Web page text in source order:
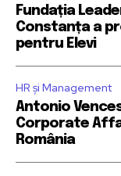
Fundația
Constanța a
pentru Elevi
HR și Management
Antonio
Corporate
România